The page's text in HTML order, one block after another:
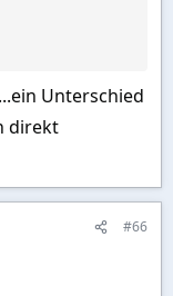
Unterschied
direkt
#66